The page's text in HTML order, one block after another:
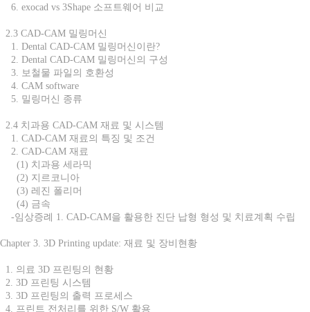
6. exocad vs 3Shape 소프트웨어 비교
2.3 CAD-CAM 밀링머신
1. Dental CAD-CAM 밀링머신이란?
2. Dental CAD-CAM 밀링머신의 구성
3. 보철물 파일의 호환성
4. CAM software
5. 밀링머신 종류
2.4 치과용 CAD-CAM 재료 및 시스템
1. CAD-CAM 재료의 특징 및 조건
2. CAD-CAM 재료
(1) 치과용 세라믹
(2) 지르코니아
(3) 레진 폴리머
(4) 금속
-임상증례 1. CAD-CAM을 활용한 진단 납형 형성 및 치료계획 수립
Chapter 3. 3D Printing update: 재료 및 장비현황
1. 의료 3D 프린팅의 현황
2. 3D 프린팅 시스템
3. 3D 프린팅의 출력 프로세스
4. 프린트 전처리를 위한 S/W 활용